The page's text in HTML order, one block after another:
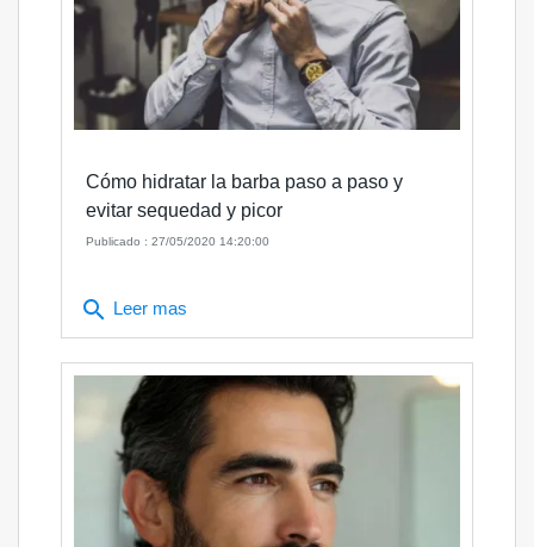
Cómo hidratar la barba paso a paso y
evitar sequedad y picor
Publicado : 27/05/2020 14:20:00
search Leer mas